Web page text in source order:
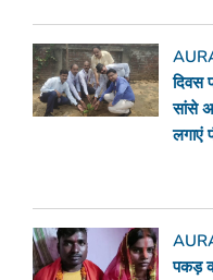
दिवस
सांसे
लगाएं
पकड़